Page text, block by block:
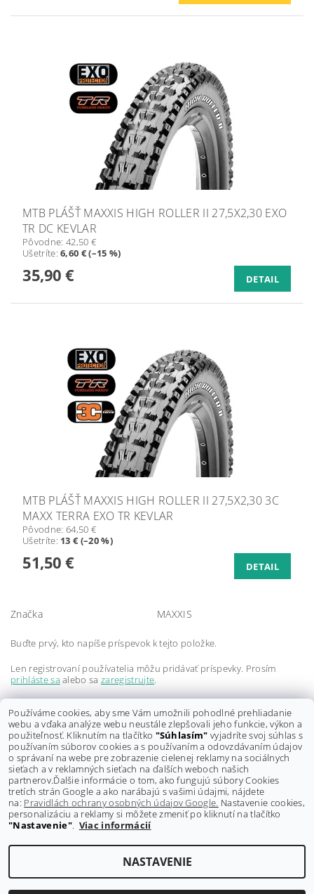
MTB PLÁŠŤ MAXXIS HIGH ROLLER II 27,5X2,30 EXO
TR DC KEVLAR
Pôvodne: 42,50 €
Ušetríte:6,60 € (–15 %)
35,90 € DETAIL
MTB PLÁŠŤ MAXXIS HIGH ROLLER II 27,5X2,30 3C
MAXX TERRA EXO TR KEVLAR
Pôvodne: 64,50 €
Ušetríte: 13 € (–20 %)
51,50 € DETAIL
Značka MAXXIS
Buďte prvý, kto napíše príspevok k tejto položke.
Len registrovaní používatelia môžu pridávať príspevky. Prosím
prihláste sa alebo sazaregistrujte.
Len registrovaní používatelia môžu pridávať hodnotenie. Prosím
prihláste saalebo sazaregistrujte
Shoptet.sk
2026 ©GRAVITY-shop.sk, všetky práva vyhradenéUpraviť nastavenie cookies
Používáme cookies, aby sme Vám umožnili pohodlné prehliadanie
webu a vďaka analýze webu neustále zlepšovali jeho funkcie, výkon a
použiteľnosť. Kliknutím na tlačítko "Súhlasím" vyjadríte svoj súhlas s
používaním súborov cookies a s používaním a odovzdávaním údajov
o správaní na webe pre zobrazenie cielenej reklamy na sociálnych
sieťach a v reklamných sieťach na ďalších weboch našich
partnerov.Ďalšie informácie o tom, ako fungujú súbory Cookies
tretích strán Google a ako narábajú s vašimi údajmi, nájdete
na: Pravidlách ochrany osobných údajov Google. Nastavenie cookies,
personalizáciu a reklamy si môžete zmeniť po kliknutí na tlačítko
"Nastavenie". Viac informácií
NASTAVENIE